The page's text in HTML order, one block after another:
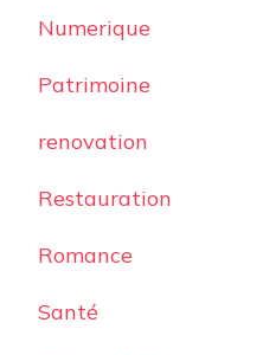
Numerique
Patrimoine
renovation
Restauration
Romance
Santé